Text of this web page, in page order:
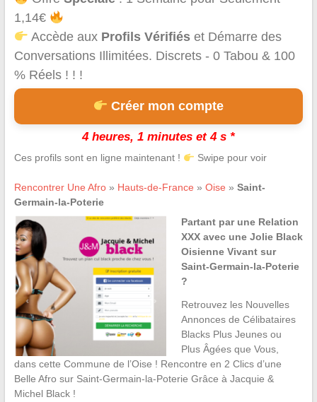
1,14€
Accède aux Profils Vérifiés et Démarre des
Conversations Illimitées. Discrets - 0 Tabou & 100
% Réels ! ! !
Créer mon compte
4 heures, 1 minutes et 4 s *
Ces profils sont en ligne maintenant ! Swipe pour voir
Rencontrer Une Afro» Hauts-de-France » Oise » Saint-
Germain-la-Poterie
Partant par une Relation
XXX avec une Jolie Black
Oisienne Vivant sur
Saint-Germain-la-Poterie
?
Retrouvez les Nouvelles
Annonces de Célibataires
Blacks Plus Jeunes ou
Plus Âgées que Vous,
dans cette Commune de l’Oise ! Rencontre en 2 Clics d’une
Belle Afro sur Saint-Germain-la-Poterie Grâce à Jacquie &
Michel Black !